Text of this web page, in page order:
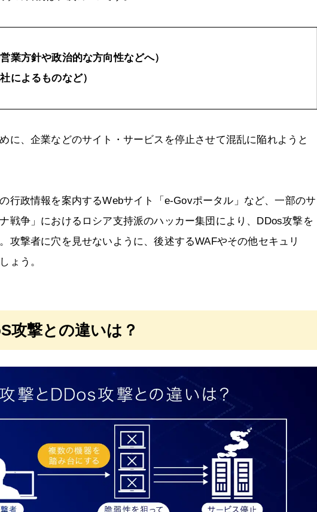
業方針や政治的な方向性などへ）
によるものなど）
に、企業などのサイト・サービスを停止させて混乱に陥れようと
行政情報を案内するWebサイト「e-Govポータル」など、一部のサ
戦争」におけるロシア支持派のハッカー集団により、DDos攻撃を
攻撃者に穴を見せないように、後述するWAFやその他セキュリ
ょう。
攻撃との違いは？